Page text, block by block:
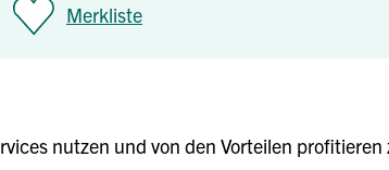
Merkliste
nutzen und von den Vorteilen profitieren